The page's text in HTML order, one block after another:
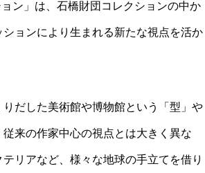
ン」は、石橋財団コレクションの中か
ョンにより生まれる新たな視点を活か
だした美術館や博物館という「型」や
来の作家中心の視点とは大きく異な
リアなど、様々な地球の手立てを借り